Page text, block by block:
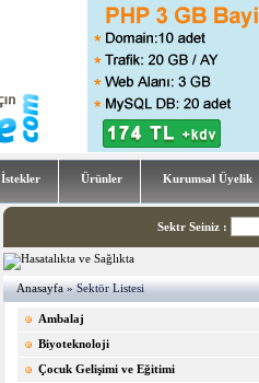
İstekler Ürünler Kurumsal Üyelik
Sektr Seiniz :
Anasayfa» Sektör Listesi
Ambalaj
Biyoteknoloji
Çocuk Gelişimi ve Eğitimi